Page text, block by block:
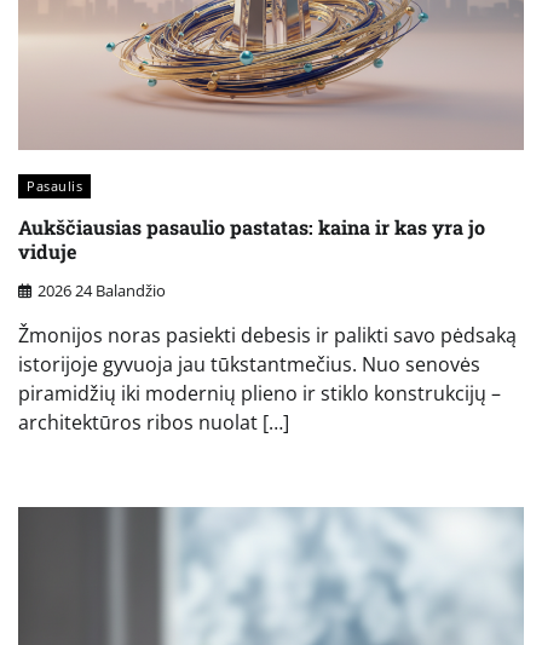
Pasaulis
Aukščiausias pasaulio pastatas: kaina ir kas yra jo
viduje
2026 24 Balandžio
Žmonijos noras pasiekti debesis ir palikti savo pėdsaką
istorijoje gyvuoja jau tūkstantmečius. Nuo senovės
piramidžių iki modernių plieno ir stiklo konstrukcijų –
architektūros ribos nuolat […]